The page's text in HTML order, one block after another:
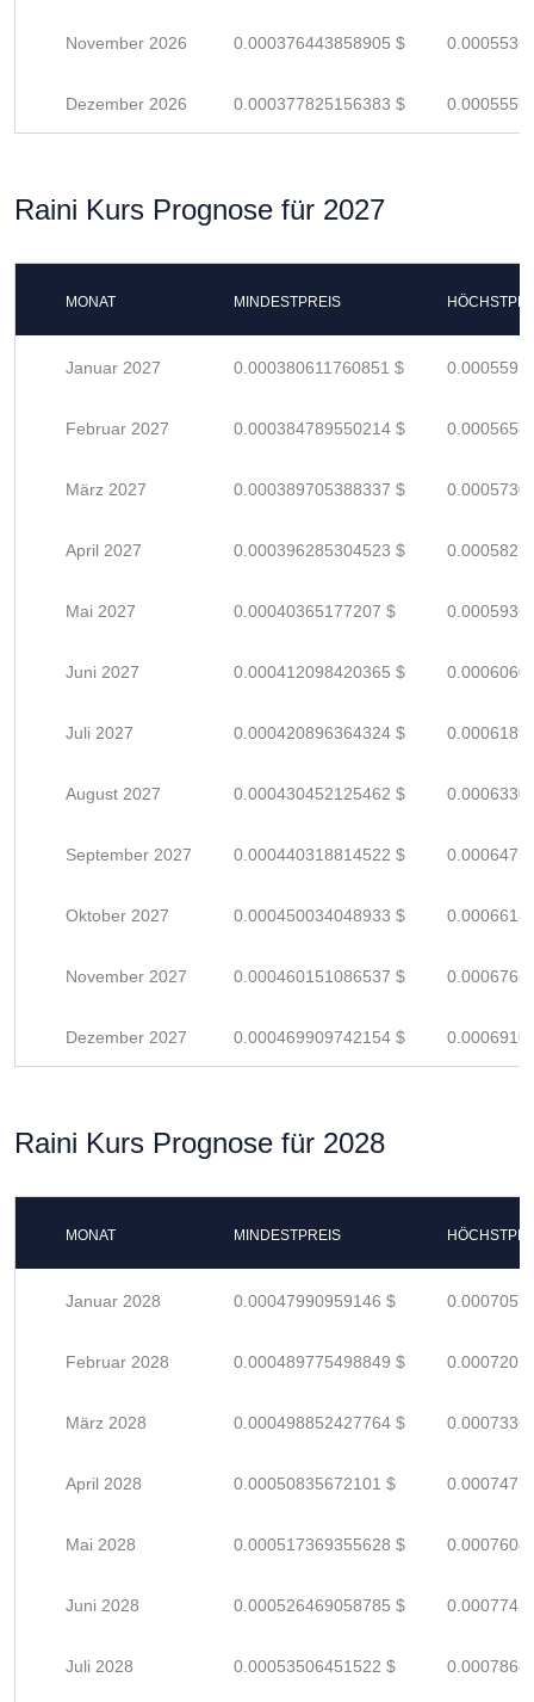
November 2026 0.000376443858905 $
Dezember 2026 0.000377825156383 $
Raini Kurs Prognose für 2027
MONAT MINDESTPREIS
Januar 2027 0.000380611760851 $
Februar 2027 0.000384789550214 $
März 2027 0.000389705388337 $
April 2027 0.000396285304523 $
Mai 2027 0.00040365177207 $
Juni 2027 0.000412098420365 $
Juli 2027 0.000420896364324 $
August 2027 0.000430452125462 $
September 2027 0.000440318814522 $
Oktober 2027 0.000450034048933 $
November 2027 0.000460151086537 $
Dezember 2027 0.000469909742154 $
Raini Kurs Prognose für 2028
MONAT MINDESTPREIS
Januar 2028 0.00047990959146 $
Februar 2028 0.000489775498849 $
März 2028 0.000498852427764 $
April 2028 0.00050835672101 $
Mai 2028 0.000517369355628 $
Juni 2028 0.000526469058785 $
Juli 2028 0.00053506451522 $